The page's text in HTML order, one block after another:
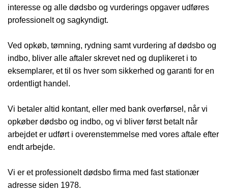
interesse og alle dødsbo og vurderings opgaver udføres
professionelt og sagkyndigt.
Ved opkøb, tømning, rydning samt vurdering af dødsbo og
indbo, bliver alle aftaler skrevet ned og duplikeret i to
eksemplarer, et til os hver som sikkerhed og garanti for en
ordentligt handel.
Vi betaler altid kontant, eller med bank overførsel, når vi
opkøber dødsbo og indbo, og vi bliver først betalt når
arbejdet er udført i overenstemmelse med vores aftale efter
endt arbejde.
Vi er et professionelt dødsbo firma med fast stationær
adresse siden 1978.